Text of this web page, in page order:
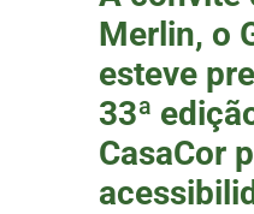
Merlin, o
esteve
33ª
CasaCor